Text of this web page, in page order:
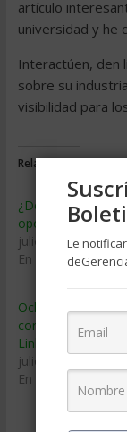
artículo
universidad y he
Interactúen, den
sobre su
visibilidad para
Relacionado
¿Dónde buscar
oportunidades de
julio 8, 2020
En «Carrera y
Ocho consejos
conseguir trabajo
LinkedIn
julio 10, 2020
En «Carrera y
Le